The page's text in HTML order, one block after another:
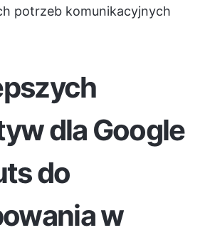
potrzeb komunikacyjnych
dla Google
do
w